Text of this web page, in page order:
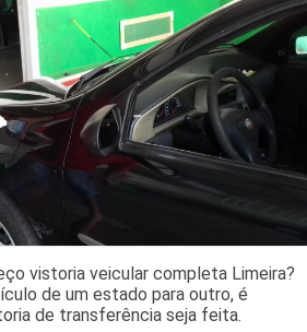
vistoria veicular completa Limeira?
de um estado para outro, é
de transferência seja feita.